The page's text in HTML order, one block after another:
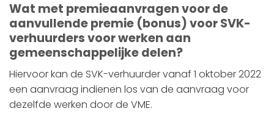
Wat met premieaanvragen voor de
aanvullende premie (bonus) voor SVK-
verhuurders voor werken aan
gemeenschappelijke delen?
Hiervoor kan de SVK-verhuurder vanaf 1 oktober 2022
een aanvraag indienen los van de aanvraag voor
dezelfde werken door de VME.